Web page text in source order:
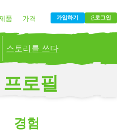
품 가격
회사
가입하기 로그인
스토리를 쓰다
a global audience.
now! 로필
경험